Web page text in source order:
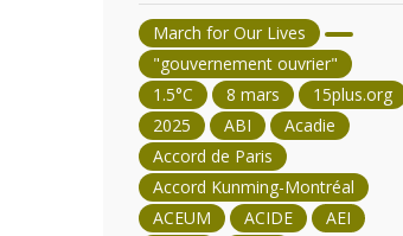
March for Our Lives
"gouvernement ouvrier"
1.5°C
8 mars
15plus.org
2025
ABI
Acadie
Accord de Paris
Accord Kunming-Montréal
ACEUM
ACIDE
AEI